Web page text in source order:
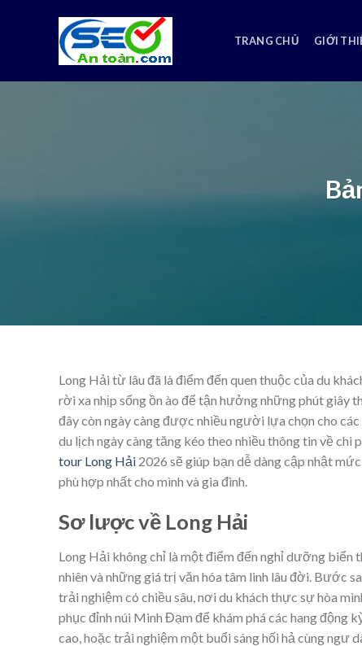
TRANG CHỦ GIỚI
Long Hải từ lâu đã là điểm đến quen thuộc của du
rời xa nhịp sống ồn ào để tận hưởng những phút giây
đây còn ngày càng được nhiều người lựa chọn cho
du lịch ngày càng tăng kéo theo nhiều thông tin về
tour Long Hải 2026 sẽ giúp bạn dễ dàng cập nhật
phù hợp nhất cho mình và gia đình.
Sơ lược về Long Hải
Long Hải không chỉ là một điểm đến nghỉ dưỡng biển
nhiên và những giá trị văn hóa tâm linh lâu đời. Bước
trải nghiệm có chiều sâu, nơi du khách thực sự hòa
phục đỉnh núi Minh Đạm để khám phá các hang động
cao, hoặc trải nghiệm một buổi sáng hối hả cùng ngư